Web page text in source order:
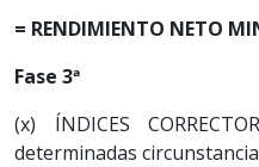
= RENDIMIENTO NETO
Fase 3ª
(x) ÍNDICES
determinadas